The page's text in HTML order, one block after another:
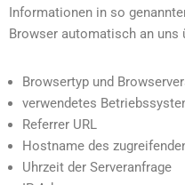
Informationen in so
Browser automatisch an uns
Browsertyp und
verwendetes
Referrer URL
Hostname des
Uhrzeit der Serveranfrage